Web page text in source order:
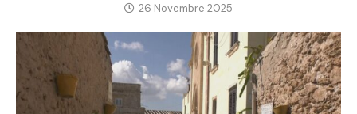
26 Novembre 2025